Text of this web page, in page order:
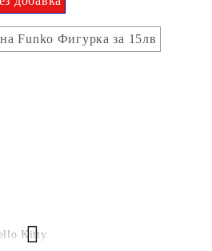
Kitty.
Funko Фигурка за 15лв